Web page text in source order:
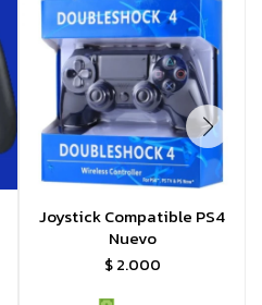
Joystick Compatible PS4
Nuevo
$ 2.000